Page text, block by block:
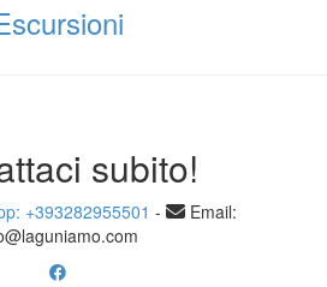
subito!
+393282955501 -
Email: